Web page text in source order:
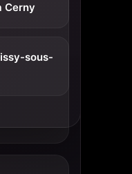
Cerny
sous-